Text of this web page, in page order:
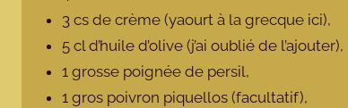
3 cs de crème (yaourt à la grecque ici),
5 cl d’huile d’olive (j’ai oublié de l’ajouter),
1 grosse poignée de persil,
1 gros poivron piquellos (facultatif),